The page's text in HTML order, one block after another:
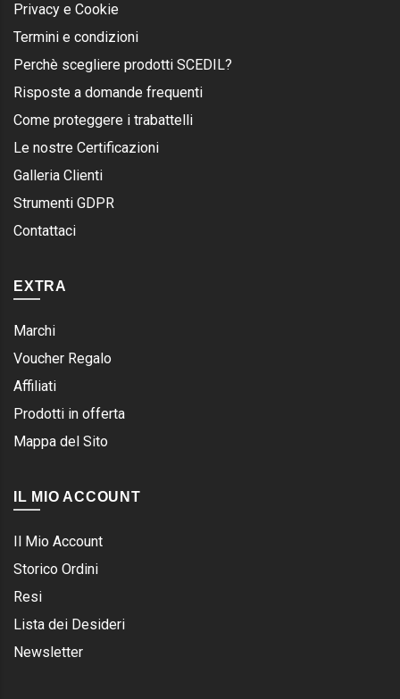
Privacy e Cookie
Termini e condizioni
Perchè scegliere prodotti SCEDIL?
Risposte a domande frequenti
Come proteggere i trabattelli
Le nostre Certificazioni
Galleria Clienti
Strumenti GDPR
Contattaci
EXTRA
Marchi
Voucher Regalo
Affiliati
Prodotti in offerta
Mappa del Sito
IL MIO ACCOUNT
Il Mio Account
Storico Ordini
Resi
Lista dei Desideri
Newsletter